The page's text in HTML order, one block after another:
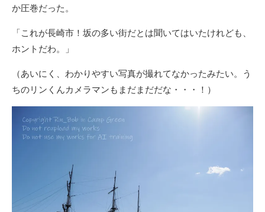
か圧巻だった。
「これが長崎市！坂の多い街だとは聞いてはいたけれども、
ホントだわ。」
（あいにく、わかりやすい写真が撮れてなかったみたい。う
ちのリンくんカメラマンもまだまだだな・・・！）